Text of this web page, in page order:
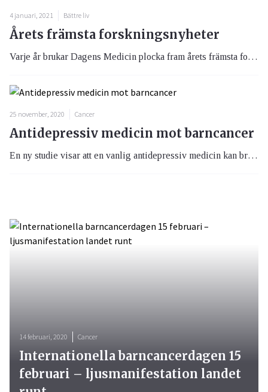
4 januari, 2021 Bättre liv
Årets främsta forskningsnyheter
Varje år brukar Dagens Medicin plocka fram årets främsta forskningsnyheter. Att Covid-19 ligger som nummer ett år 2020 förvånar nog ingen.
25 november, 2020 Cancer
Antidepressiv medicin mot barncancer
En ny studie visar att en vanlig antidepressiv medicin kan bromsa tillväxten av barnsarkom, åtminstone i möss. Detta väcker hopp om nya behandlingsstrategier mot denna cancerform.
14 februari, 2020 Cancer
Internationella barncancerdagen 15
februari – ljusmanifestation landet